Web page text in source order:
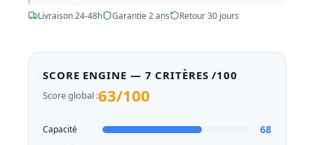
Livraison 24-48h
Garantie 2 ans Retour 30 jours
SCORE ENGINE — 7 CRITÈRES /100
Score global :63/100
Capacité 68